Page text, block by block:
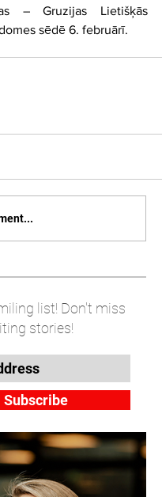
– Gruzijas Lietišķās
sēdē 6. februārī.
list! Don't miss
stories!
Subscribe